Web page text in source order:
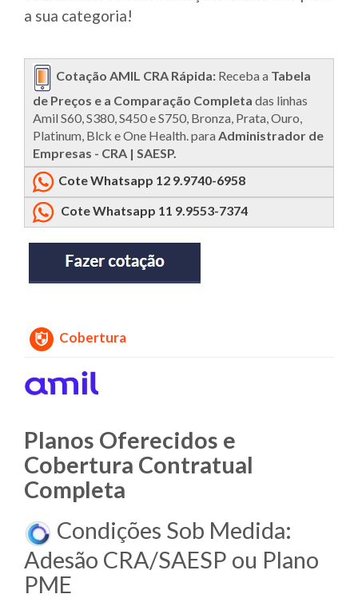
a sua categoria!
Cotação AMIL CRA Rápida: Receba a Tabela
de Preços e a Comparação Completa das linhas
Amil S60, S380, S450 e S750, Bronza, Prata, Ouro,
Platinum, Blck e One Health. para Administrador de
Empresas - CRA | SAESP.
Cote Whatsapp 12 9.9740-6958
Cote Whatsapp 11 9.9553-7374
Cobertura
Planos Oferecidos e
Cobertura Contratual
Completa
Condições Sob Medida:
Adesão CRA/SAESP ou Plano
PME